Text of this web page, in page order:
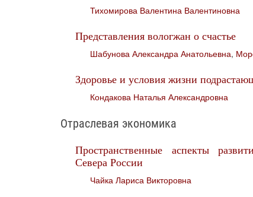
Тихомирова Валентина Валентиновна
Представления вологжан о счастье
Шабунова Александра Анатольевна,
Здоровье и условия жизни
Кондакова Наталья Александровна
Отраслевая экономика
Пространственные аспекты
Севера России
Чайка Лариса Викторовна